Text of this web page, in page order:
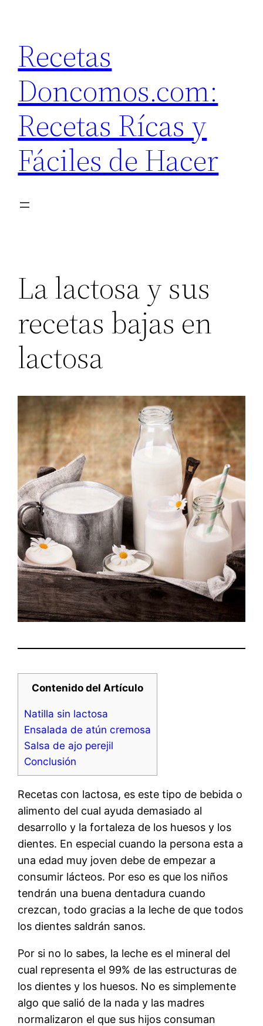
contenido
Recetas
Doncomos.com:
Recetas Rícas y
Fáciles de Hacer
La lactosa y sus
recetas bajas en
lactosa
Contenido del Artículo
Natilla sin lactosa
Ensalada de atún cremosa
Salsa de ajo perejil
Conclusión
Recetas con lactosa, es este tipo de bebida o
alimento del cual ayuda demasiado al
desarrollo y la fortaleza de los huesos y los
dientes. En especial cuando la persona esta a
una edad muy joven debe de empezar a
consumir lácteos. Por eso es que los niños
tendrán una buena dentadura cuando
crezcan, todo gracias a la leche de que todos
los dientes saldrán sanos.
Por si no lo sabes, la leche es el mineral del
cual representa el 99% de las estructuras de
los dientes y los huesos. No es simplemente
algo que salió de la nada y las madres
normalizaron el que sus hijos consuman